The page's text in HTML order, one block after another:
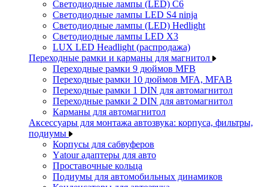
Светодиодные лампы (LED) C6
Светодиодные лампы LED S4 ninja
Светодиодные лампы (LED) Hedlight
Светодиодные лампы LED X3
LUX LED Headlight (распродажа)
Переходные рамки и карманы для магнитол
Переходные рамки 9 дюймов MFB
Переходные рамки 10 дюймов MFA, MFAB
Переходные рамки 1 DIN для автомагнитол
Переходные рамки 2 DIN для автомагнитол
Карманы для автомагнитол
Аксессуары для монтажа автозвука: корпуса, фильтры,
подиумы
Корпусы для сабвуферов
Yаtour адаптеры для авто
Проставочные кольца
Подиумы для автомобильных динамиков